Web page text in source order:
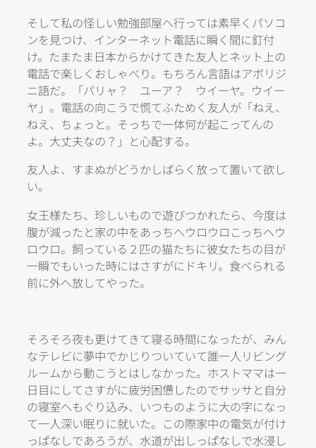
そして私の怪しい勉強部屋へ行っては素早くパソコ
ンを見つけ、インターネット電話に瞬く間に釘付
け。たまたま日本からかけてきた友人とネット上の
電話で楽しくおしゃべり。もちろん言語はアボリジ
ニ語だ。「パリャ？ ユーア？ ウイーヤ。ウイー
ヤ」。電話の向こうで慌てふためく友人が「ねえ、
ねえ、ちょっと。そっちで一体何が起こってんの
よ。大丈夫なの？」と心配する。
友人よ、すまぬがどうかしばらく放って置いて欲し
い。
女王様たち、珍しいもので遊びつかれたら、今度は
腹が減ったと家の中をあっちへウロウロこっちへウ
ロウロ。飼っている２匹の猫たちに彼女たちの目が
一瞬でもいった時にはさすがにドキリ。食べられる
前に外へ放してやった。
そろそろ夜も更けてきて寝る時間になったが、みん
なテレビに夢中でかじりついていて誰一人リビング
ルームから動こうとはしなかった。ホストママは一
日目にしてさすがに疲労困憊したのでサッサと自分
の寝室へもぐり込み、いつものように大の字になっ
て一人深い眠りに就いた。この際家中の電気が付け
っぱなしであろうが、水道が出しっぱなしで水浸し